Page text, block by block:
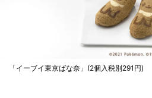
「イーブイ東京ばな奈」(2個入税別291円)